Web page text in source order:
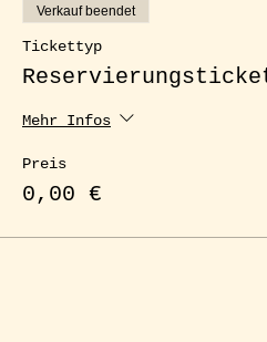
Verkauf beendet
Tickettyp
Mehr Infos
Preis
0,00 €